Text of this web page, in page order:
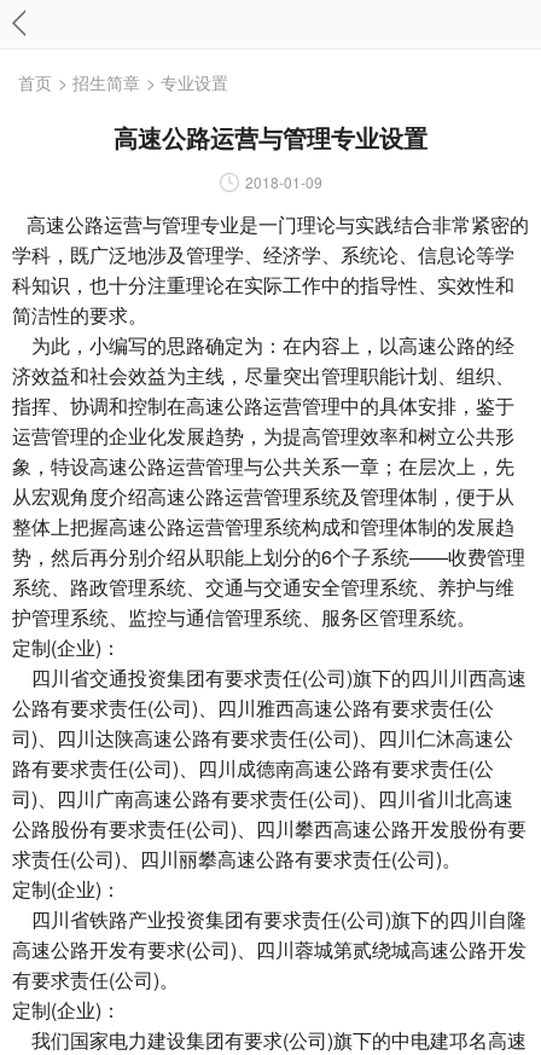
首页 > 招生简章 > 专业设置
高速公路运营与管理专业设置
2018-01-09
高速公路运营与管理专业是一门理论与实践结合非常紧密的
学科，既广泛地涉及管理学、经济学、系统论、信息论等学
科知识，也十分注重理论在实际工作中的指导性、实效性和
简洁性的要求。
为此，小编写的思路确定为：在内容上，以高速公路的经
济效益和社会效益为主线，尽量突出管理职能计划、组织、
指挥、协调和控制在高速公路运营管理中的具体安排，鉴于
运营管理的企业化发展趋势，为提高管理效率和树立公共形
象，特设高速公路运营管理与公共关系一章；在层次上，先
从宏观角度介绍高速公路运营管理系统及管理体制，便于从
整体上把握高速公路运营管理系统构成和管理体制的发展趋
势，然后再分别介绍从职能上划分的6个子系统——收费管理
系统、路政管理系统、交通与交通安全管理系统、养护与维
护管理系统、监控与通信管理系统、服务区管理系统。
定制(企业)：
四川省交通投资集团有要求责任(公司)旗下的四川川西高速
公路有要求责任(公司)、四川雅西高速公路有要求责任(公
司)、四川达陕高速公路有要求责任(公司)、四川仁沐高速公
路有要求责任(公司)、四川成德南高速公路有要求责任(公
司)、四川广南高速公路有要求责任(公司)、四川省川北高速
公路股份有要求责任(公司)、四川攀西高速公路开发股份有要
求责任(公司)、四川丽攀高速公路有要求责任(公司)。
定制(企业)：
四川省铁路产业投资集团有要求责任(公司)旗下的四川自隆
高速公路开发有要求(公司)、四川蓉城第贰绕城高速公路开发
有要求责任(公司)。
定制(企业)：
我们国家电力建设集团有要求(公司)旗下的中电建邛名高速